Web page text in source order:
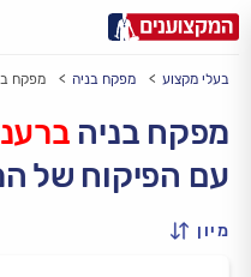
עירעיר: תל אביב, חיפה…
בעלי מקצוע מפקח בניה מפקח
מפקח בניה
עם הפיקוח של
מיון